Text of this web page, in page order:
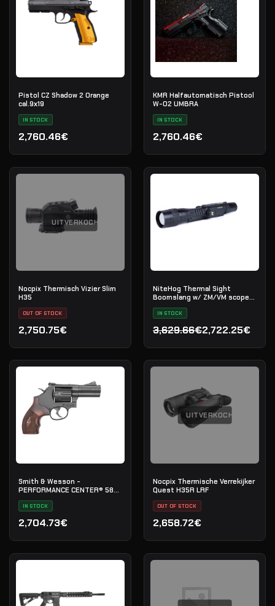
Pistol CZ Shadow 2 Orange
cal.9х19
IN STOCK
2,760.46€
KMR Halfautomatisch Pistool
W-02 UMBRA
IN STOCK
2,760.46€
UITVERKOCHT
Nocpix Thermisch Vizier Slim
H35
OUT OF STOCK
2,750.75€
NiteHog Thermal Sight
Boomslang w/ ZM/VM scope
mount
IN STOCK
3,629.66€
Oorspronkelijke prijs
2,722.25€
Huidige prijs is:
Smith & Wesson -
PERFORMANCE CENTER® 586
L-COMP
IN STOCK
2,704.73€
UITVERKOCHT
Nocpix Thermische Verrekijker
Quest H35R LRF
OUT OF STOCK
2,658.72€